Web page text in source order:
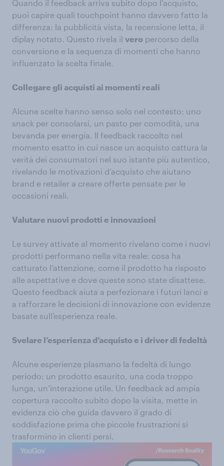
Quando il feedback arriva subito dopo l’acquisto,
puoi capire quali touchpoint hanno davvero fatto la
differenza: la pubblicità vista, la recensione letta, il
diplay notato. Questo rivela il vero percorso della
conversione e la sequenza di momenti che hanno
influenzato la scelta finale.
Collegare gli acquisti ai momenti reali
Alcune scelte hanno senso solo nel contesto: uno
snack per consolarsi, un pasto per comodità, una
bevanda per energia. Il feedback raccolto nel
momento esatto in cui nasce un acquisto cattura la
verità dei consumatori nel suo istante più autentico,
rivelando le motivazioni d’acquisto che aiutano
brand e retailer a creare offerte pensate per le
occasioni reali.
Valutare nuovi prodotti e innovazioni
Le survey attivate al momento rivelano come i nuovi
prodotti performano nella vita reale: cosa ha
catturato l’attenzione, come il prodotto ha risposto
alle aspettative e dove queste sono state disattese.
Questo feedback aiuta a perfezionare i futuri lanci e
a rafforzare le decisioni di innovazione con evidenze
basate sull’esperienza reale.
Svelare l’esperienza d’acquisto e i driver di fedeltà
Alcune esperienze plasmano la fedeltà di lungo
periodo: un prodotto esaurito, una coda troppo
lunga, un’interazione utile. Un feedback ad ampia
copertura raccolto subito dopo la visita, mette in
evidenza ciò che guida davvero il grado di
soddisfazione prima che piccole frustrazioni si
trasformino in clienti persi.